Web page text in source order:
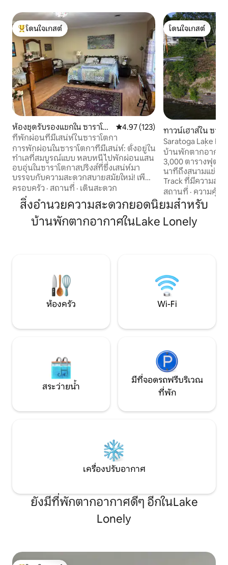
โดนใจเกสต์ที่สุด
โดนใจเกสต์
ห้องชุดรับรองแขกใน ซาราโต
กา สปริงส์
คะแนนเฉลี่ย 4.97 จาก 5, 123 รีวิว
4.97 (123)
ที่พักผ่อนที่มีเสน่ห์ในซาราโตกา
การพักผ่อนในซาราโตกาที่มีเสน่ห์: ตั้งอยู่ใน
ทำเลที่สมบูรณ์แบบ หลบหนีไปพักผ่อนแสน
อบอุ่นในซาราโตกาสปริงส์ที่ซึ่งเสน่ห์มา
บรรจบกับความสะดวกสบายสมัยใหม่! เพียง
6 นาทีจากรางรถไฟโดยรถยนต์และ 2 นาที
จากร้านอาหารชั้นนำ คุณจะเพลิดเพลินกับ
ความสะดวกสบายและการพักผ่อนที่สมดุล
อย่างสมบูรณ์แบบ ความใส่ใจในรายละเอียด
สิ่งอำนวยความสะดวกที่ทันสมัย และ
ความทรงจำที่ยั่งยืน ไม่มีการมองข้ามราย
ละเอียดในที่พักที่มีเสน่ห์และมีระดับแห่งนี้
ครอบครัว · สถานที่ · เดินสะดวก
โดนใจเกสต์
โดนใจเกสต์
ทาวน์เฮาส์ใน ซาร
ส์
Saratoga Lake
แข่งเพียงไม่กี่นาที!
บ้านพักตากอากาศ
3,000 ตารางฟุตที่น่
นาทีถึงสนามแข่งร
Track ที่มีความสำ
และศูนย์วัฒนธรร
ตะวันออกของทะเ
หาดบราวน์ 3 ไมล์
ขวางพร้อมการตก
เตาผิงที่อบอุ่นช่ว
ในตู้เสื้อผ้าสำหรับ
เชฟเฟิลบอร์ดในร่
ความสนุกเป็นชั่วโม
สถานที่ · ความคุ้ม
สิ่งอำนวยความสะดวกยอดนิยมสำหรับ
บ้านพักตากอากาศในLake Lonely
ห้องครัว Wi-Fi
สระว่ายน้ำ
มีที่จอดรถฟรีบริเวณ
ที่พัก
เครื่องปรับอากาศ
ยังมีที่พักตากอากาศดีๆ อีกในLake
Lonely